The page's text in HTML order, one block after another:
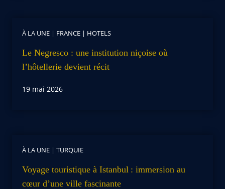
À LA UNE | FRANCE | HOTELS
Le Negresco : une institution niçoise où
l’hôtellerie devient récit
19 mai 2026
À LA UNE | TURQUIE
Voyage touristique à Istanbul : immersion au
cœur d’une ville fascinante